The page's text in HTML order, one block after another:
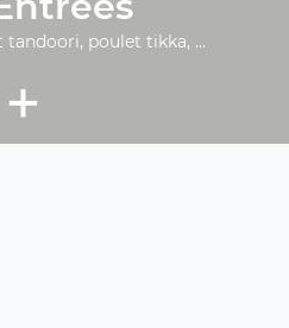
tandoori, poulet tikka, ...
+